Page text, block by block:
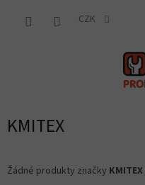
CZK
KMITEX
Žádné produkty značky KMITEX